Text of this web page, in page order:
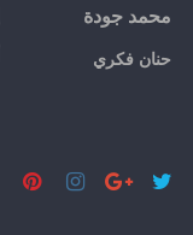
محمد جودة
حنان فكري